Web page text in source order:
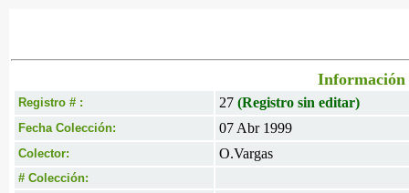
Información
Registro # : 27 (Registro sin editar)
Fecha Colección: 07 Abr 1999
Colector: O.Vargas
# Colección: